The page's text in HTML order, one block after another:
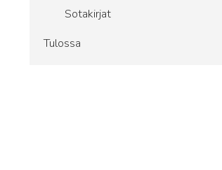
Sotakirjat
Tulossa